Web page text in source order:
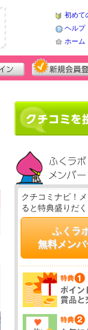
初めて
ヘルプ
ホーム
クチコミナビ！
ると特典盛りだく
ふくラ
無料メン